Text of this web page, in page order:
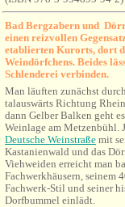
Bad Bergzabern und
einen reizvollen
etablierten Kurorts, dort
Weindörfchens. Beides
Schlenderei verbinden.
Man läuften zunächst
talauswärts Richtung
dann Gelber Balken geht
Weinlage am Metzenbühl.
Deutsche Weinstraße mit
Kastanienwald und das
Viehweiden erreicht man
Fachwerkhäusern, seinem
Fachwerk-Stil und seiner
Dorfbummel einlädt.